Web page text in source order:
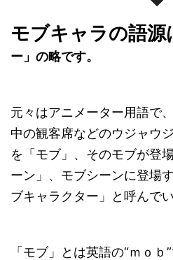
モブキャラの語源
ー」の略です。
元々はアニメーター用語で
中の観客席などのウジャウ
を「モブ」、そのモブが登
ーン」、モブシーンに登場
ブキャラクター」と呼んでい
「モブ」とは英語の“ｍｏ